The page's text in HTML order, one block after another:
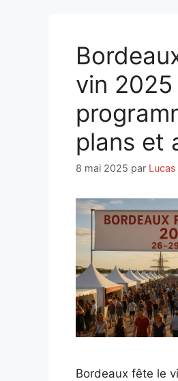
vin 2025
plans et
8 mai 2025 par Lucas
Bordeaux fête le